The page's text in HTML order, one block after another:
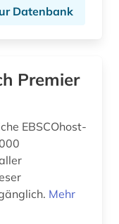
Datenbank
Premier
EBSCOhost-
Mehr